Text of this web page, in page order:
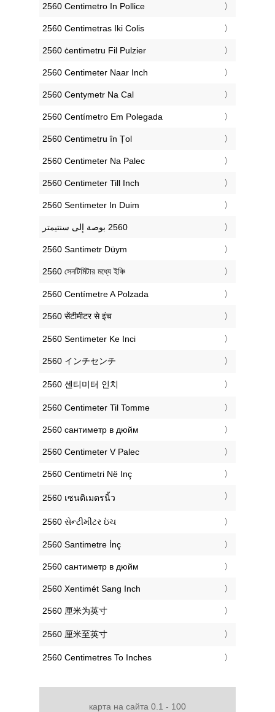
‎2560 Centimetro In Pollice
‎2560 Centimetras Iki Colis
‎2560 ċentimetru Fil Pulzier
‎2560 Centimeter Naar Inch
‎2560 Centymetr Na Cal
‎2560 Centímetro Em Polegada
‎2560 Centimetru în Țol
‎2560 Centimeter Na Palec
‎2560 Centimeter Till Inch
‎2560 Sentimeter In Duim
‎2560 Santimetr Düym
‎2560 সেনটিমিটার মধ্যে ইঞ্চি
‎2560 Centímetre A Polzada
‎2560 सेंटीमीटर से इंच
‎2560 Sentimeter Ke Inci
‎2560 インチセンチ
‎2560 센티미터 인치
‎2560 Centimeter Til Tomme
‎2560 сантиметр в дюйм
‎2560 Centimeter V Palec
‎2560 Centimetri Në Inç
‎2560 เซนติเมตรนิ้ว
‎2560 સેન્ટીમીટર ઇંચ
‎2560 Santimetre İnç
‎2560 сантиметр в дюйм
‎2560 Xentimét Sang Inch
‎2560 厘米为英寸
‎2560 厘米至英寸
‎2560 Centimetres To Inches
карта на сайта 0.1 - 100